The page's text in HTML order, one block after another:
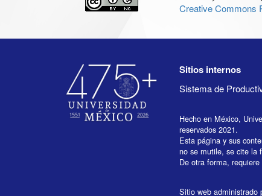
Creative Commons
Sitios internos
Sistema de
Hecho en México,
reservados 2021.
Esta página y sus
no se mutile, se cite la
De otra forma,
Sitio web administrado